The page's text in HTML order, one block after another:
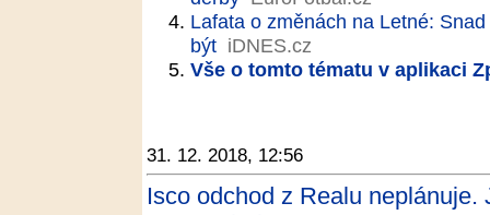
Lafata o změnách na Letné:
být iDNES.cz
Vše o tomto tématu v aplikaci
31. 12. 2018, 12:56
Isco odchod z Realu